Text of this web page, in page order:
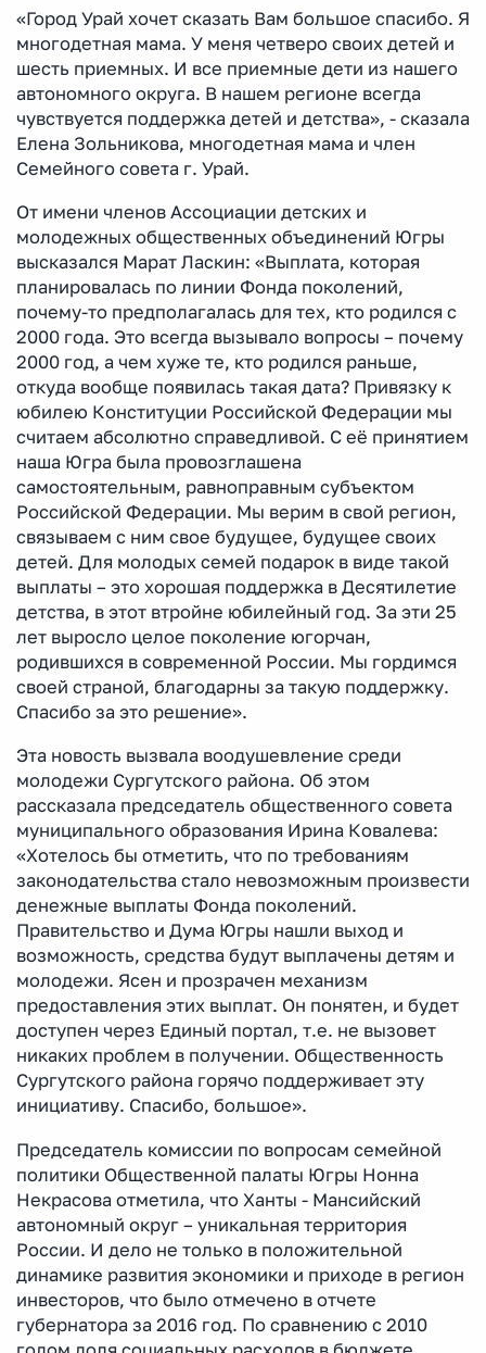
«Город Урай хочет сказать Вам большое спасибо. Я
многодетная мама. У меня четверо своих детей и
шесть приемных. И все приемные дети из нашего
автономного округа. В нашем регионе всегда
чувствуется поддержка детей и детства», - сказала
Елена Зольникова, многодетная мама и член
Семейного совета г. Урай.
От имени членов Ассоциации детских и
молодежных общественных объединений Югры
высказался Марат Ласкин: «Выплата, которая
планировалась по линии Фонда поколений,
почему-то предполагалась для тех, кто родился с
2000 года. Это всегда вызывало вопросы – почему
2000 год, а чем хуже те, кто родился раньше,
откуда вообще появилась такая дата? Привязку к
юбилею Конституции Российской Федерации мы
считаем абсолютно справедливой. С её принятием
наша Югра была провозглашена
самостоятельным, равноправным субъектом
Российской Федерации. Мы верим в свой регион,
связываем с ним свое будущее, будущее своих
детей. Для молодых семей подарок в виде такой
выплаты – это хорошая поддержка в Десятилетие
детства, в этот втройне юбилейный год. За эти 25
лет выросло целое поколение югорчан,
родившихся в современной России. Мы гордимся
своей страной, благодарны за такую поддержку.
Спасибо за это решение».
Эта новость вызвала воодушевление среди
молодежи Сургутского района. Об этом
рассказала председатель общественного совета
муниципального образования Ирина Ковалева:
«Хотелось бы отметить, что по требованиям
законодательства стало невозможным произвести
денежные выплаты Фонда поколений.
Правительство и Дума Югры нашли выход и
возможность, средства будут выплачены детям и
молодежи. Ясен и прозрачен механизм
предоставления этих выплат. Он понятен, и будет
доступен через Единый портал, т.е. не вызовет
никаких проблем в получении. Общественность
Сургутского района горячо поддерживает эту
инициативу. Спасибо, большое».
Председатель комиссии по вопросам семейной
политики Общественной палаты Югры Нонна
Некрасова отметила, что Ханты - Мансийский
автономный округ – уникальная территория
России. И дело не только в положительной
динамике развития экономики и приходе в регион
инвесторов, что было отмечено в отчете
губернатора за 2016 год. По сравнению с 2010